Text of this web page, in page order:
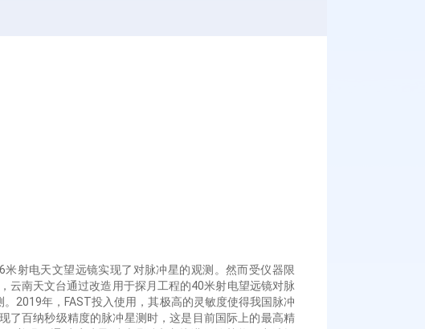
电天文望远镜实现了对脉冲星的观测。然而受仪器限
云南天文台通过改造用于探月工程的40米射电望远镜对脉
2019年，FAST投入使用，其极高的灵敏度使得我国脉冲
了百纳秒级精度的脉冲星测时，这是目前国际上的最高精